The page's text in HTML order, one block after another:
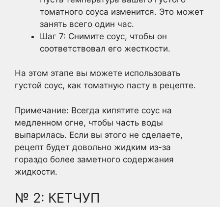
томатного соуса изменится. Это может
занять всего один час.
Шаг 7: Снимите соус, чтобы он
соответствовал его жесткости.
На этом этапе вы можете использовать
густой соус, как томатную пасту в рецепте.
Примечание: Всегда кипятите соус на
медленном огне, чтобы часть воды
выпарилась. Если вы этого не сделаете,
рецепт будет довольно жидким из-за
гораздо более заметного содержания
жидкости.
№ 2: КЕТЧУП